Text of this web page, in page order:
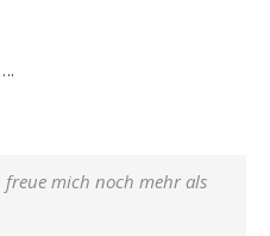
mich noch mehr als